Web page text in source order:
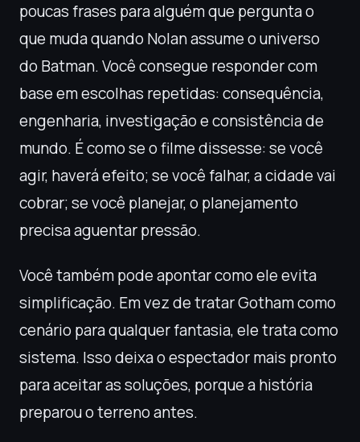
poucas frases para alguém que pergunta o
que muda quando Nolan assume o universo
do Batman. Você consegue responder com
base em escolhas repetidas: consequência,
engenharia, investigação e consistência de
mundo. É como se o filme dissesse: se você
agir, haverá efeito; se você falhar, a cidade vai
cobrar; se você planejar, o planejamento
precisa aguentar pressão.
Você também pode apontar como ele evita
simplificação. Em vez de tratar Gotham como
cenário para qualquer fantasia, ele trata como
sistema. Isso deixa o espectador mais pronto
para aceitar as soluções, porque a história
preparou o terreno antes.